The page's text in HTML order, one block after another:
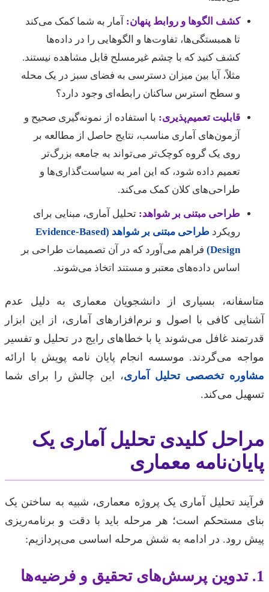
کشف الگوها و روابط پنهان: آمار به شما کمک می‌کند
تا همبستگی‌ها، تفاوت‌ها و الگوهایی را در داده‌ها
کشف کنید که با چشم غیرمسلح قابل مشاهده نیستند.
مثلاً، آیا بین میزان دسترسی به فضای سبز در یک محله
و سطح استرس ساکنان رابطه‌ای وجود دارد؟
قابلیت تعمیم‌پذیری: با استفاده از نمونه‌گیری صحیح و
آزمون‌های آماری مناسب، نتایج حاصل از مطالعه بر
روی یک گروه کوچک‌تر می‌تواند به جامعه بزرگ‌تر
تعمیم داده شود، که این امر به سیاست‌گذاری‌ها و
طراحی‌های کلان کمک می‌کند.
طراحی مبتنی بر شواهد: تحلیل آماری، مبنایی برای
رویکرد
طراحی مبتنی بر شواهد (Evidence-Based
Design) فراهم می‌آورد که در آن تصمیمات طراحی بر
اساس داده‌های معتبر و مستند اتخاذ می‌شوند.
متاسفانه، بسیاری از دانشجویان معماری به دلیل عدم
آشنایی کافی با اصول و نرم‌افزارهای آماری، از این ابزار
قدرتمند غافل می‌شوند یا با خطاهای رایج در تحلیل و تفسیر
مواجه می‌گردند. موسسه انجام پایان نامه پویش با ارائه
مشاوره تخصصی تحلیل آماری، این چالش را برای شما
تسهیل می‌کند.
مراحل کلیدی تحلیل آماری یک
پایان‌نامه معماری
فرآیند تحلیل آماری یک پروژه معماری، شبیه به ساختن یک
بنای مستحکم است؛ هر مرحله باید با دقت و برنامه‌ریزی
پیش رود. در ادامه به شش مرحله اساسی می‌پردازیم:
1. تدوین پرسش‌های تحقیق و فرضیه‌ها